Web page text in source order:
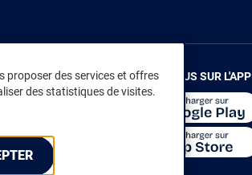
RENDEZ-VOUS SUR L'APP
proposer des services et offres
des statistiques de visites.